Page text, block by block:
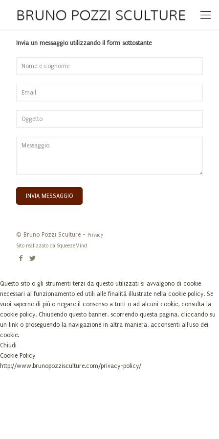
Invia un messaggio utilizzando il form sottostante
© Bruno Pozzi Sculture - Privacy
Sito realizzato da SqueezeMind
Questo sito o gli strumenti terzi da questo utilizzati si avvalgono di cookie
necessari al funzionamento ed utili alle finalità illustrate nella cookie policy. Se
vuoi saperne di più o negare il consenso a tutti o ad alcuni cookie, consulta la
cookie policy. Chiudendo questo banner, scorrendo questa pagina, cliccando su
un link o proseguendo la navigazione in altra maniera, acconsenti all'uso dei
cookie.
Chiudi
Cookie Policy
http://www.brunopozzisculture.com/privacy-policy/